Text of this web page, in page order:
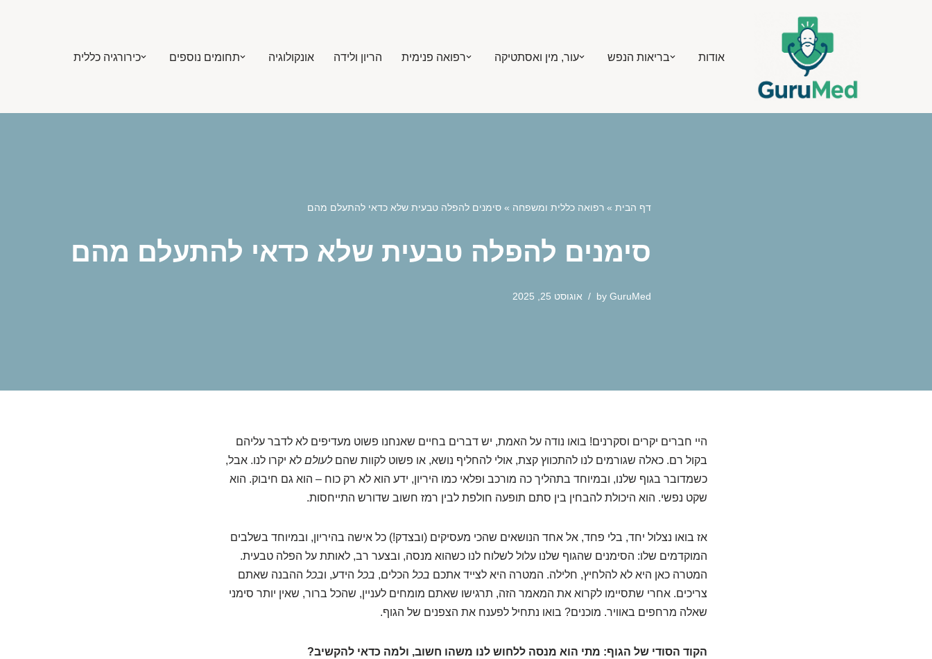
אודות בריאות הנפש עור, מין ואסתטיקה רפואה פנימית הריון ולידה אונקולוגיה תחומים נוספים כירורגיה כללית
דף הבית » רפואה כללית ומשפחה » סימנים להפלה טבעית שלא כדאי להתעלם מהם
סימנים להפלה טבעית שלא כדאי להתעלם מהם
by GuruMed אוגוסט 25, 2025
היי חברים יקרים וסקרנים! בואו נודה על האמת, יש דברים בחיים שאנחנו פשוט מעדיפים לא לדבר עליהם
בקול רם. כאלה שגורמים לנו להתכווץ קצת, אולי להחליף נושא, או פשוט לקוות שהםלעולם לא יקרו לנו. אבל,
כשמדובר בגוף שלנו, ובמיוחד בתהליך כה מורכב ופלאי כמו היריון, ידע הוא לא רק כוח – הוא גם חיבוק. הוא
שקט נפשי. הוא היכולת להבחין בין סתם תופעה חולפת לבין רמז חשוב שדורש התייחסות.
אז בואו נצלול יחד, בלי פחד, אל אחד הנושאים שהכי מעסיקים (ובצדק!) כל אישה בהיריון, ובמיוחד בשלבים
המוקדמים שלו: הסימנים שהגוף שלנו עלול לשלוח לנו כשהוא מנסה, ובצער רב, לאותת על הפלה טבעית.
המטרה כאן היא לא להלחיץ, חלילה. המטרה היא לצייד אתכם בכל הכלים, בכל הידע, ובכל ההבנה שאתם
צריכים. אחרי שתסיימו לקרוא את המאמר הזה, תרגישו שאתם מומחים לעניין, שהכל ברור, שאין יותר סימני
שאלה מרחפים באוויר. מוכנים? בואו נתחיל לפענח את הצפנים של הגוף.
הקוד הסודי של הגוף: מתי הוא מנסה ללחוש לנו משהו חשוב, ולמה כדאי להקשיב?